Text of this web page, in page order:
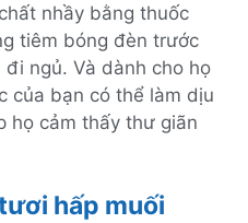
nhầy bằng thuốc
tiêm bóng đèn trước
ngủ. Và dành cho họ
của bạn có thể làm dịu
họ cảm thấy thư giãn
hấp muối